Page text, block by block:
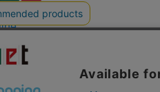
払方法について